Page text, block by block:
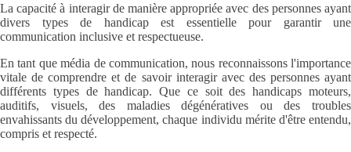
La capacité à interagir de manière appropriée avec des personnes ayant
divers types de handicap est essentielle pour garantir une
communication inclusive et respectueuse.
En tant que média de communication, nous reconnaissons l'importance
vitale de comprendre et de savoir interagir avec des personnes ayant
différents types de handicap. Que ce soit des handicaps moteurs,
auditifs, visuels, des maladies dégénératives ou des troubles
envahissants du développement, chaque individu mérite d'être entendu,
compris et respecté.